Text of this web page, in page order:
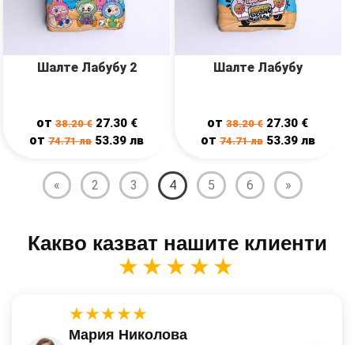
Шалте Лабубу 2
от38.20€ 27.30 €
от74.71лв 53.39лв
Шалте Лабубу
от38.20€ 27.30 €
от 74.71лв 53.39 лв
« 2 3 4 5 6 »
Какво казват нашите клиенти
★★★★★
★★★★★
Мария Николова